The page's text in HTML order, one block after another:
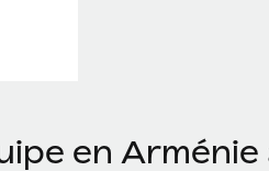
en Arménie